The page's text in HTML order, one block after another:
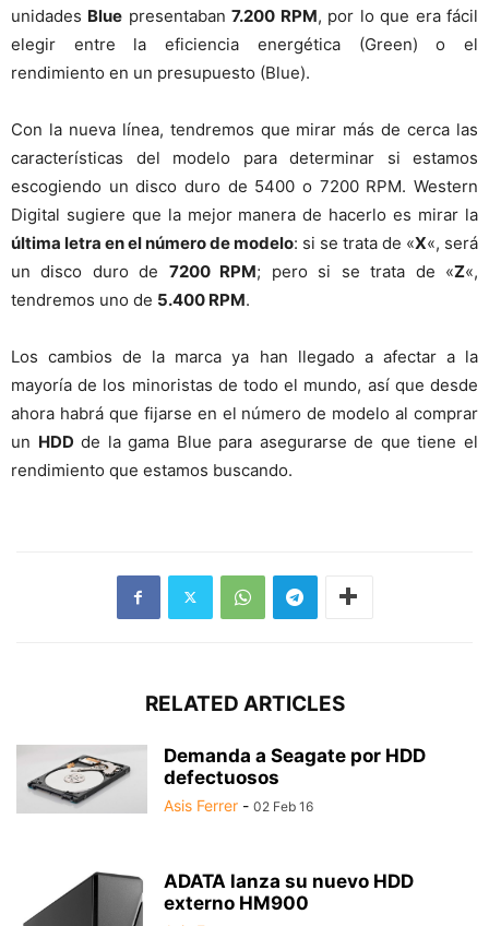
unidades Blue presentaban7.200 RPM, por lo que era fácil
elegir entre la eficiencia energética (Green) o el
rendimiento en un presupuesto (Blue).
Con la nueva línea, tendremos que mirar más de cerca las
características del modelo para determinar si estamos
escogiendo un disco duro de 5400 o 7200 RPM. Western
Digital sugiere que la mejor manera de hacerlo es mirar la
última letra en el número de modelo: si se trata de «X«, será
un disco duro de 7200 RPM; pero si se trata de «Z«,
tendremos uno de 5.400 RPM.
Los cambios de la marca ya han llegado a afectar a la
mayoría de los minoristas de todo el mundo, así que desde
ahora habrá que fijarse en el número de modelo al comprar
un HDD de la gama Blue para asegurarse de que tiene el
rendimiento que estamos buscando.
RELATED ARTICLES
Demanda a Seagate por HDD
defectuosos
Asis Ferrer - 02 Feb 16
ADATA lanza su nuevo HDD
externo HM900